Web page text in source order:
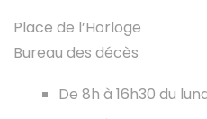
Place de l’Horloge
Bureau des décès
De 8h à 16h30 du